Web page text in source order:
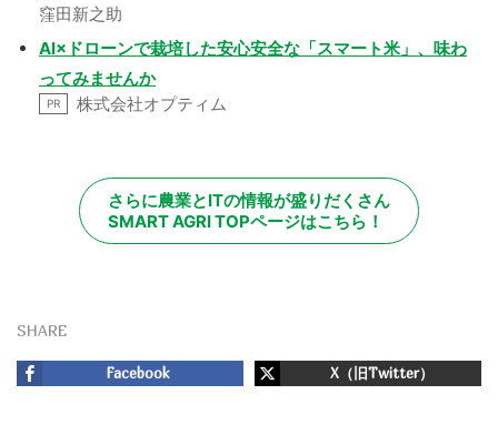
窪田新之助
AI×ドローンで栽培した安心安全な「スマート米」、味わ
ってみませんか
PR 株式会社オプティム
さらに農業とITの情報が盛りだくさん
SMART AGRI TOPページはこちら！
SHARE
Facebook X（旧Twitter）